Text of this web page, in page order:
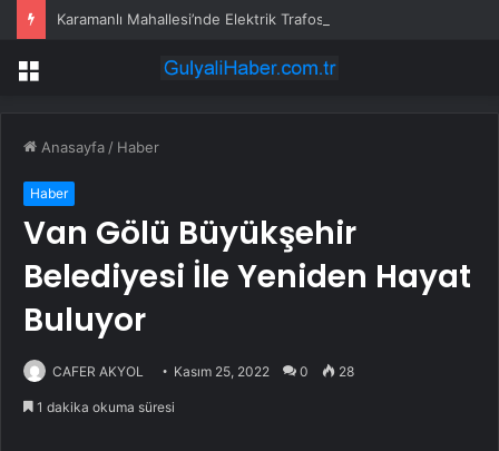
Menü
Anasayfa / Haber
Haber
Van Gölü Büyükşehir
Belediyesi İle Yeniden Hayat
Buluyor
CAFER AKYOL Kasım 25, 2022 0 28
1 dakika okuma süresi